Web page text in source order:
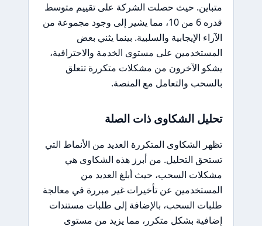
متباين. حيث حصلت الشركة على تقييم متوسط
قدره 6 من 10، مما يشير إلى وجود مجموعة من
الآراء الإيجابية والسلبية. بينما يثني بعض
المستخدمين على مستوى الخدمة والاحترافية،
يشكو الآخرون من مشكلات متكررة تتعلق
بالسحب والتعامل مع المنصة.
تحليل الشكاوى ذات الصلة
تظهر الشكاوى المتكررة العديد من الأنماط التي
تستحق التحليل. من أبرز هذه الشكاوى هي
مشكلات السحب، حيث أبلغ العديد من
المستخدمين عن تأخيرات غير مبررة في معالجة
طلبات السحب، بالإضافة إلى طلبات مستندات
إضافية بشكل متكرر، مما يزيد من مستوى